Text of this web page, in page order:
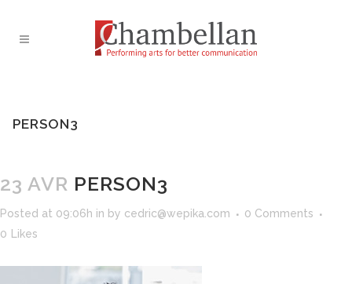
PERSON3
23 AVR PERSON3
Posted at 09:06h in by cedric@wepika.com
0 Comments
0
Likes